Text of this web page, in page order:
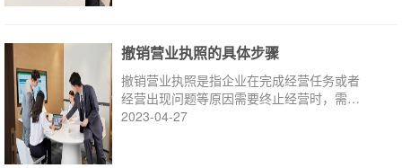
撤销营业执照的具体步骤
撤销营业执照是指企业在完成经营任务或者
经营出现问题等原因需要终止经营时，需要
进行的一项法律程序。
2023-04-27